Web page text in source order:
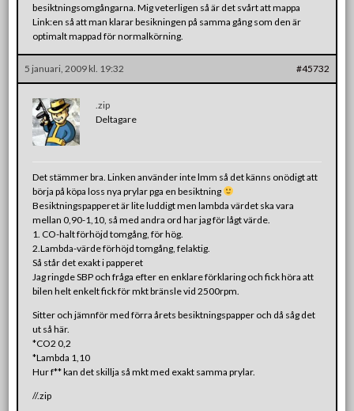
besiktningsomgångarna. Mig veterligen så är det svårt att mappa
Link:en så att man klarar besikningen på samma gång som den är
optimalt mappad för normalkörning.
5 januari, 2009 kl. 19:32 #45732
.zip
Deltagare
Det stämmer bra. Linken använder inte lmm så det känns onödigt att
börja på köpa loss nya prylar pga en besiktning
Besiktningspapperet är lite luddigt men lambda värdet ska vara
mellan 0,90-1,10, så med andra ord har jag för lågt värde.
1. CO-halt förhöjd tomgång, för hög.
2.Lambda-värde förhöjd tomgång, felaktig.
Så står det exakt i papperet
Jag ringde SBP och fråga efter en enklare förklaring och fick höra att
bilen helt enkelt fick för mkt bränsle vid 2500rpm.
Sitter och jämnför med förra årets besiktningspapper och då såg det
ut så här.
*CO2 0,2
*Lambda 1,10
Hur f** kan det skillja så mkt med exakt samma prylar.
//.zip